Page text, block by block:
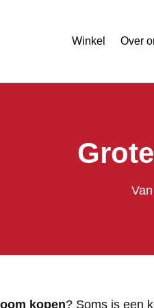
Winkel Over
kopen? Soms is een